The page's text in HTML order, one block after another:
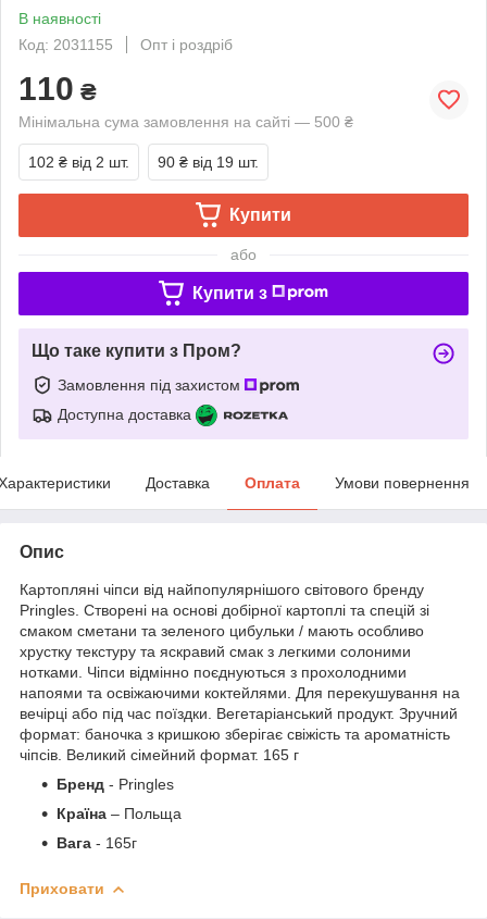
В наявності
Код: 2031155
Опт і роздріб
110 ₴
Мінімальна сума замовлення на сайті — 500 ₴
102 ₴ від 2 шт. 90 ₴ від 19 шт.
Купити
або
Купити з
Що таке купити з Пром?
Замовлення під захистом
Доступна доставка
Доставка Оплата Умови повернення
Опис
Картопляні чіпси від найпопулярнішого світового бренду
Pringles. Створені на основі добірної картоплі та спецій зі
смаком сметани та зеленого цибульки / мають особливо
хрустку текстуру та яскравий смак з легкими солоними
нотками. Чіпси відмінно поєднуються з прохолодними
напоями та освіжаючими коктейлями. Для перекушування на
вечірці або під час поїздки. Вегетаріанський продукт. Зручний
формат: баночка з кришкою зберігає свіжість та ароматність
чіпсів. Великий сімейний формат. 165 г
Бренд - Pringles
Країна – Польща
Вага - 165г
Приховати